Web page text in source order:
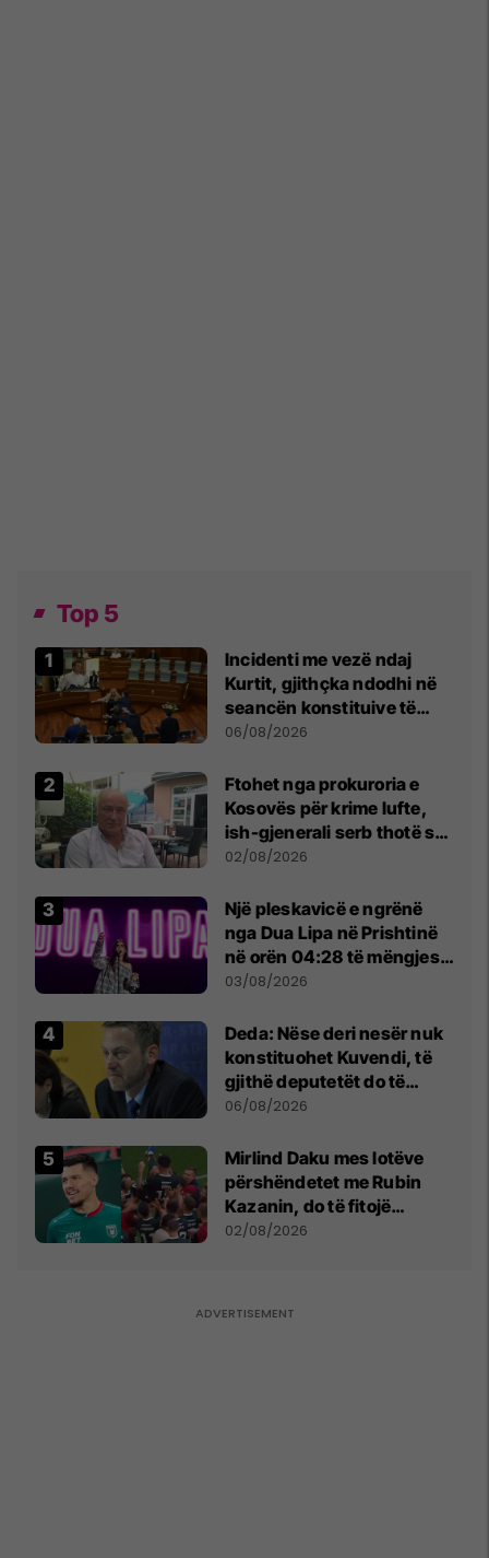
Top 5
Incidenti me vezë ndaj
Kurtit, gjithçka ndodhi në
seancën konstituive të
Kuvendit
06/08/2026
Ftohet nga prokuroria e
Kosovës për krime lufte,
ish-gjenerali serb thotë se
dikush e tradhtoi në
02/08/2026
Një pleskavicë e ngrënë
nga Dua Lipa në Prishtinë
në orën 04:28 të mëngjesit
- dhe bota digjitale serbe
03/08/2026
Deda: Nëse deri nesër nuk
konstituohet Kuvendi, të
gjithë deputetët do të
bëjnë shkelje të rëndë
06/08/2026
Mirlind Daku mes lotëve
përshëndetet me Rubin
Kazanin, do të fitojë
miliona te Spartak Moska
02/08/2026